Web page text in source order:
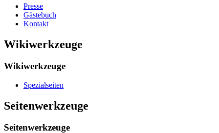
Presse
Gästebuch
Kontakt
Wikiwerkzeuge
Wikiwerkzeuge
Spezialseiten
Seitenwerkzeuge
Seitenwerkzeuge